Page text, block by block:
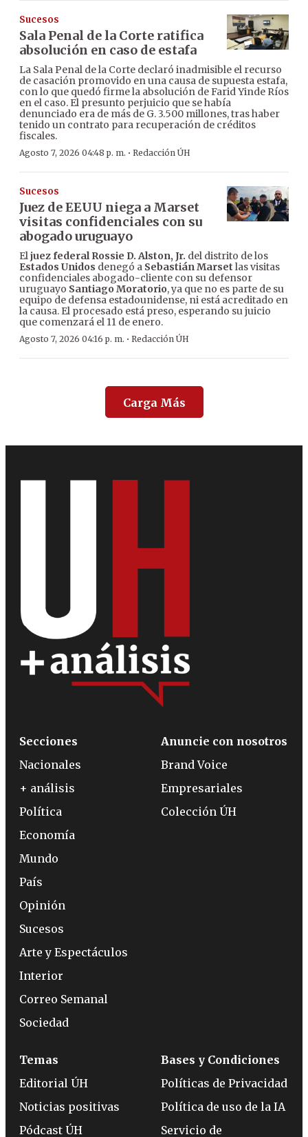
Sucesos
Sala Penal de la Corte ratifica
absolución en caso de estafa
La Sala Penal de la Corte declaró inadmisible el recurso
de casación promovido en una causa de supuesta estafa,
con lo que quedó firme la absolución de Farid Yinde Ríos
en el caso. El presunto perjuicio que se había
denunciado era de más de G. 3.500 millones, tras haber
tenido un contrato para recuperación de créditos
fiscales.
Agosto 7, 2026 04:48 p. m. · Redacción ÚH
Sucesos
Juez de EEUU niega a Marset
visitas confidenciales con su
abogado uruguayo
Eljuez federal Rossie D. Alston, Jr. del distrito de los
Estados Unidos denegó a Sebastián Marset las visitas
confidenciales abogado-cliente con su defensor
uruguayo Santiago Moratorio, ya que no es parte de su
equipo de defensa estadounidense, ni está acreditado en
la causa. El procesado está preso, esperando su juicio
que comenzará el 11 de enero.
Agosto 7, 2026 04:16 p. m. · Redacción ÚH
Carga Más
Secciones
Nacionales
+ análisis
Política
Economía
Mundo
País
Opinión
Sucesos
Arte y Espectáculos
Interior
Correo Semanal
Sociedad
Anuncie con nosotros
Brand Voice
Empresariales
Colección ÚH
Temas
Editorial ÚH
Noticias positivas
Pódcast ÚH
Bases y Condiciones
Políticas de Privacidad
Política de uso de la IA
Servicio de